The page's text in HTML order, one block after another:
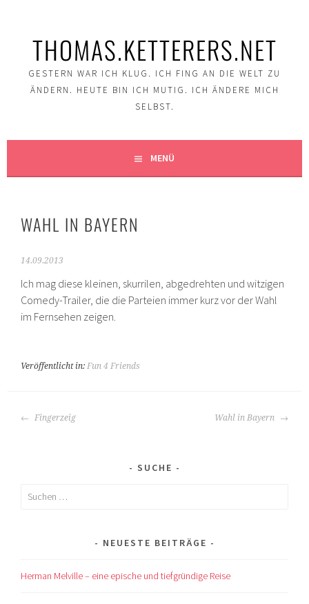
THOMAS.KETTERERS.NET
GESTERN WAR ICH KLUG. ICH FING AN DIE WELT ZU
ÄNDERN. HEUTE BIN ICH MUTIG. ICH ÄNDERE MICH
SELBST.
MENÜ
WAHL IN BAYERN
14.09.2013
Ich mag diese kleinen, skurrilen, abgedrehten und witzigen
Comedy-Trailer, die die Parteien immer kurz vor der Wahl
im Fernsehen zeigen.
Veröffentlicht in:Fun 4 Friends
BEITRAGS-
Fingerzeig Wahl in Bayern
SUCHE
Suchen
NEUESTE BEITRÄGE
Herman Melville – eine epische und tiefgründige Reise